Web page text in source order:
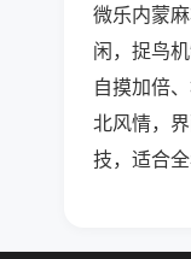
微乐内蒙
闲，捉鸟
自摸加倍
北风情，
技，适合